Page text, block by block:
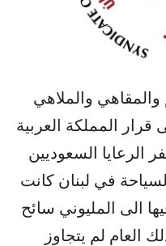
والملاهي
المملكة العربية
الرعايا السعوديين
في لبنان كانت
الى المليوني سائح
العام لم يتجاوز